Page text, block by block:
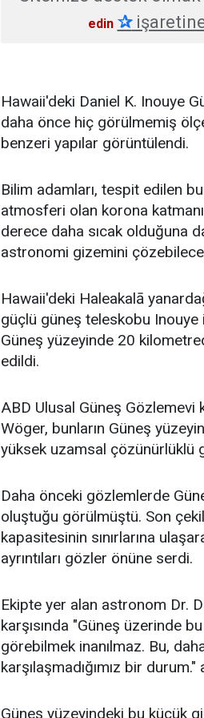
edin ✰işaretine
Hawaii'deki Daniel K. Inouye
daha önce hiç görülmemiş
benzeri yapılar görüntülendi.
Bilim adamları, tespit edilen
atmosferi olan korona
derece daha sıcak olduğuna
astronomi gizemini
Hawaii'deki Haleakalā
güçlü güneş teleskobu
Güneş yüzeyinde 20
edildi.
ABD Ulusal Güneş Gözlemevi
Wöger, bunların Güneş
yüksek uzamsal çözünürlüklü
Daha önceki gözlemlerde
oluştuğu görülmüştü. Son
kapasitesinin sınırlarına
ayrıntıları gözler önüne serdi.
Ekipte yer alan astronom Dr.
karşısında "Güneş üzerinde
görebilmek inanılmaz. Bu,
karşılaşmadığımız bir durum."
Güneş yüzeyindeki bu küçük